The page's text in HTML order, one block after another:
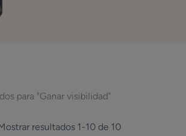
para "Ganar visibilidad"
resultados 1-10 de 10